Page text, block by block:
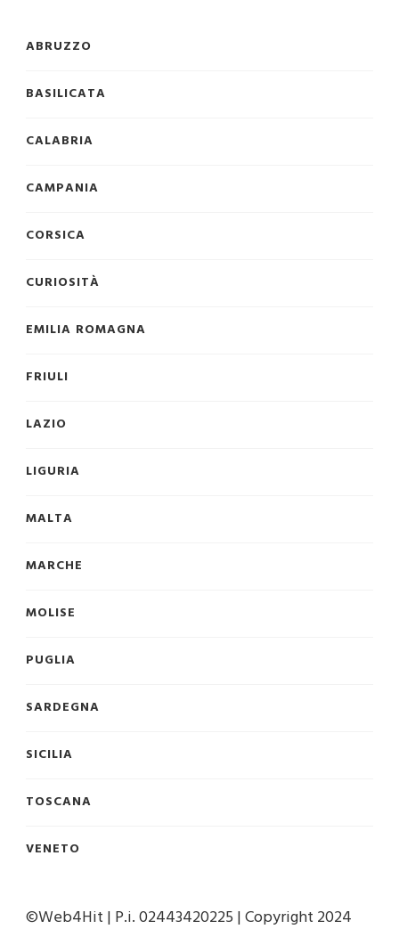
ABRUZZO
BASILICATA
CALABRIA
CAMPANIA
CORSICA
CURIOSITÀ
EMILIA ROMAGNA
FRIULI
LAZIO
LIGURIA
MALTA
MARCHE
MOLISE
PUGLIA
SARDEGNA
SICILIA
TOSCANA
VENETO
©Web4Hit | P.i. 02443420225 | Copyright 2024